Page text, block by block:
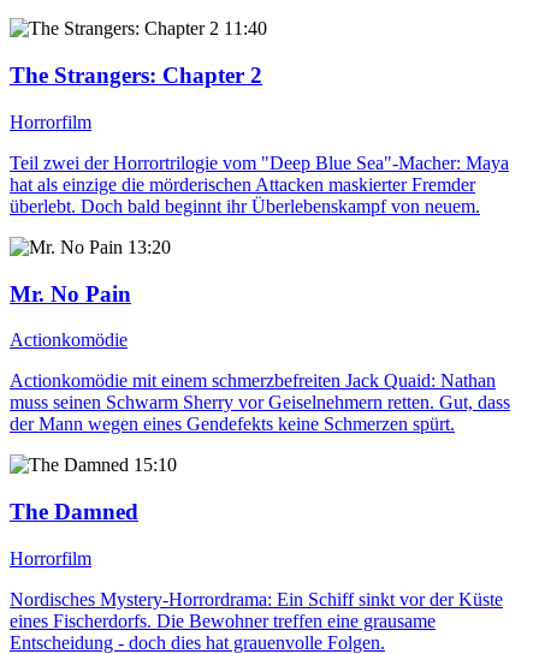
11:40
The Strangers: Chapter 2
Horrorfilm
Teil zwei der Horrortrilogie vom "Deep Blue Sea"-Macher: Maya
hat als einzige die mörderischen Attacken maskierter Fremder
überlebt. Doch bald beginnt ihr Überlebenskampf von neuem.
13:20
Mr. No Pain
Actionkomödie
Actionkomödie mit einem schmerzbefreiten Jack Quaid: Nathan
muss seinen Schwarm Sherry vor Geiselnehmern retten. Gut, dass
der Mann wegen eines Gendefekts keine Schmerzen spürt.
15:10
The Damned
Horrorfilm
Nordisches Mystery-Horrordrama: Ein Schiff sinkt vor der Küste
eines Fischerdorfs. Die Bewohner treffen eine grausame
Entscheidung - doch dies hat grauenvolle Folgen.